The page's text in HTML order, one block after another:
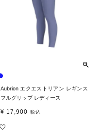
Aubrion エクエストリアン レギンス
フルグリップ レディース
¥ 17,900 税込